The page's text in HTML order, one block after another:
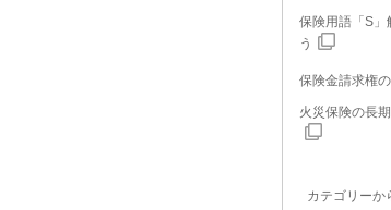
保険用語「S」
う
保険金請求権
火災保険の長
カテゴリーか